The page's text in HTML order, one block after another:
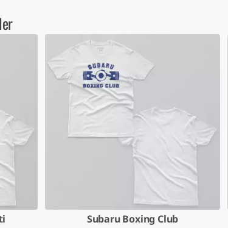
Subaru Boxing Club